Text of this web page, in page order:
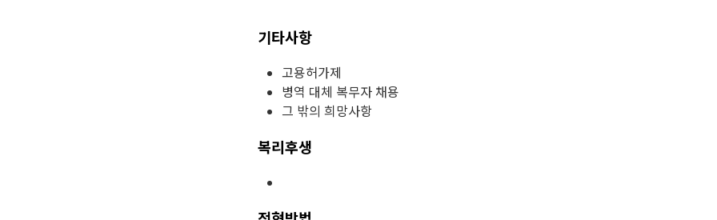
기타사항
고용허가제
병역 대체 복무자 채용
그 밖의 희망사항
복리후생